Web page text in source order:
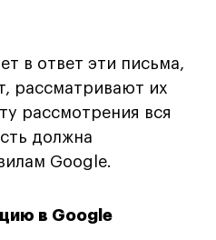
в ответ эти письма,
рассматривают их
рассмотрения вся
должна
Google.
в Google